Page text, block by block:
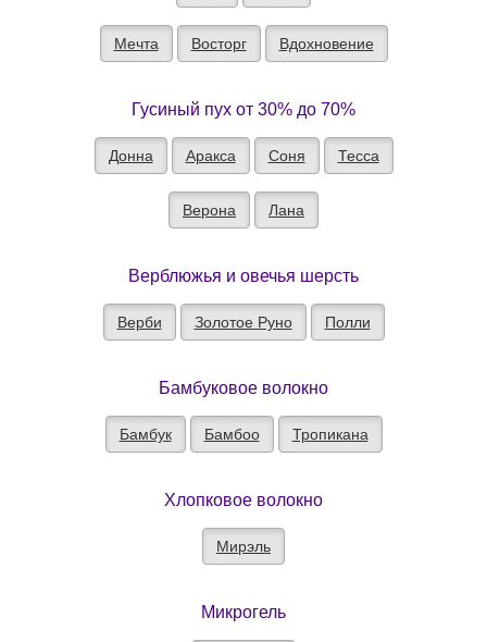
Мечта Восторг Вдохновение
Гусиный пух от 30% до 70%
Донна Аракса Соня Тесса
Верона Лана
Верблюжья и овечья шерсть
Верби Золотое Руно Полли
Бамбуковое волокно
Бамбук Бамбоо Тропикана
Хлопковое волокно
Мирэль
Микрогель